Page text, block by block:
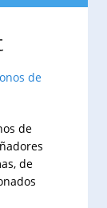
de
de
de